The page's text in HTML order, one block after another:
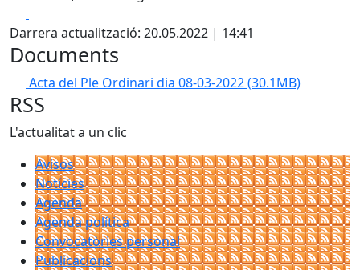
Darrera actualització: 20.05.2022 | 14:41
Documents
Acta del Ple Ordinari dia 08-03-2022(30.1MB)
RSS
L'actualitat a un clic
Avisos
Notícies
Agenda
Agenda política
Convocatòries personal
Publicacions